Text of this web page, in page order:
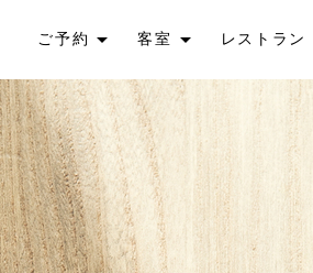
ご予約 客室 レストラン